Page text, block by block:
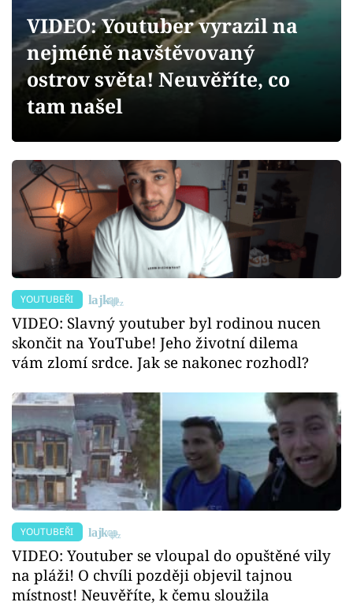
Videa
Sledujte prima+
Sledujte nás
VIDEO: Youtuber vyrazil na
nejméně navštěvovaný
ostrov světa! Neuvěříte, co
tam našel
YOUTUBEŘI
VIDEO: Slavný youtuber byl rodinou nucen
skončit na YouTube! Jeho životní dilema
vám zlomí srdce. Jak se nakonec rozhodl?
YOUTUBEŘI
VIDEO: Youtuber se vloupal do opuštěné vily
na pláži! O chvíli později objevil tajnou
místnost! Neuvěříte, k čemu sloužila